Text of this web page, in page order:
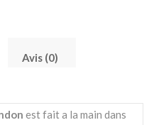
Avis (0)
est fait a la main dans